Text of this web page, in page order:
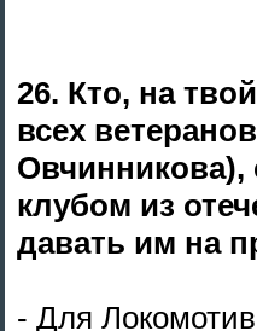
26. Кто, на
всех
Овчинникова),
клубом из
давать им на
- Для